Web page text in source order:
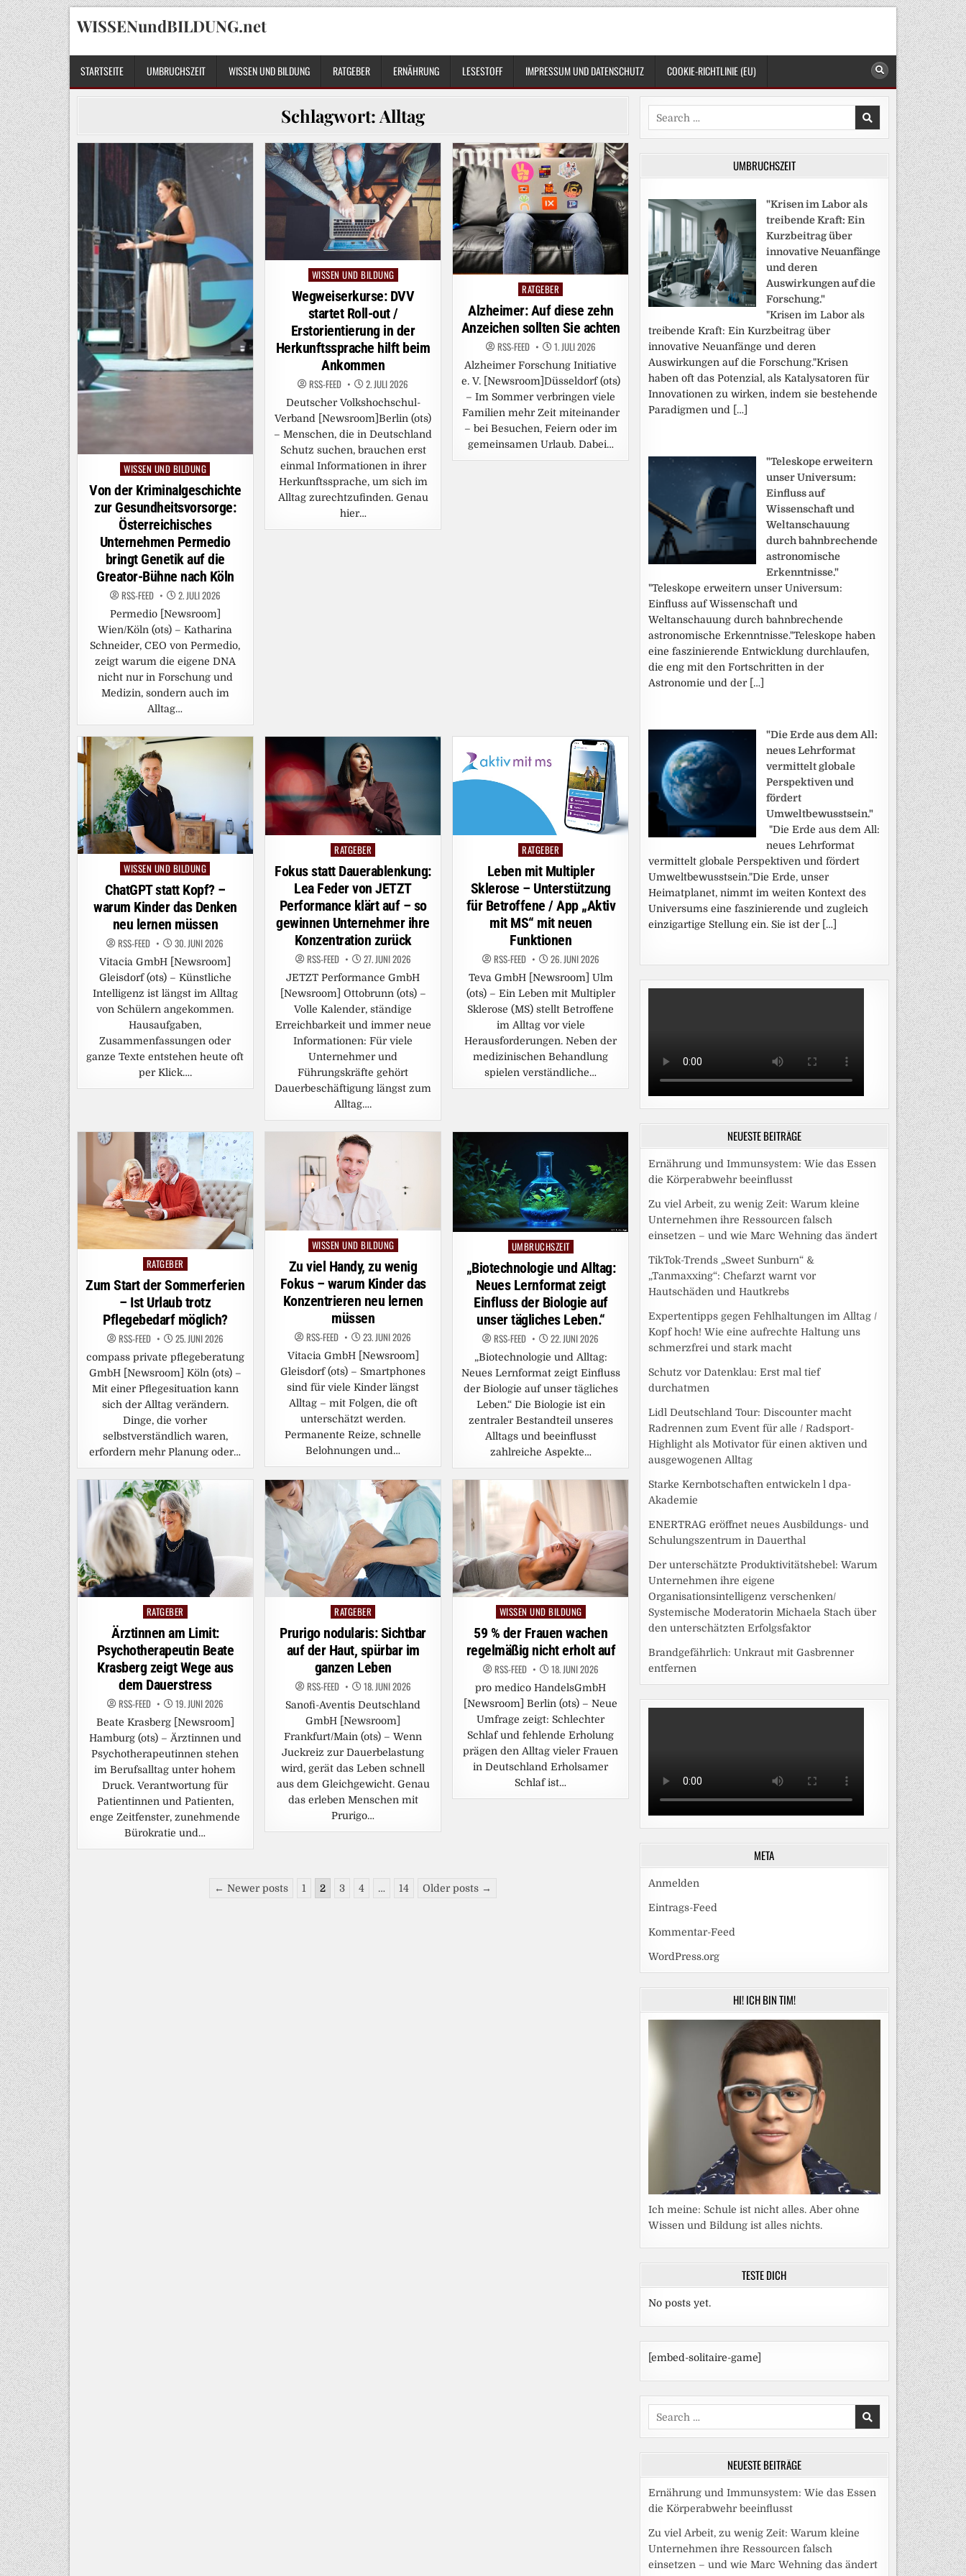
Skip
to
content
WISSENundBILDUNG.net
STARTSEITE UMBRUCHSZEIT WISSEN UND BILDUNG RATGEBER ERNÄHRUNG LESESTOFF IMPRESSUM UND DATENSCHUTZ COOKIE-RICHTLINIE (EU)
Schlagwort:Alltag
Posted
in
WISSEN UND BILDUNG
Von der Kriminalgeschichte
zur Gesundheitsvorsorge:
Österreichisches
Unternehmen Permedio
bringt Genetik auf die
Greator-Bühne nach Köln
RSS-FEED 2. JULI 2026
Permedio [Newsroom]
Wien/Köln (ots) – Katharina
Schneider, CEO von Permedio,
zeigt warum die eigene DNA
nicht nur in Forschung und
Medizin, sondern auch im
Alltag…
Posted
WISSEN UND BILDUNG
Wegweiserkurse: DVV
startet Roll-out /
Erstorientierung in der
Herkunftssprache hilft beim
Ankommen
RSS-FEED 2. JULI 2026
Deutscher Volkshochschul-
Verband [Newsroom]Berlin (ots)
– Menschen, die in Deutschland
Schutz suchen, brauchen erst
einmal Informationen in ihrer
Herkunftssprache, um sich im
Alltag zurechtzufinden. Genau
hier…
Posted
RATGEBER
Alzheimer: Auf diese zehn
Anzeichen sollten Sie achten
RSS-FEED 1. JULI 2026
Alzheimer Forschung Initiative
e. V. [Newsroom]Düsseldorf (ots)
– Im Sommer verbringen viele
Familien mehr Zeit miteinander
– bei Besuchen, Feiern oder im
gemeinsamen Urlaub. Dabei…
Posted
in
WISSEN UND BILDUNG
ChatGPT statt Kopf? –
warum Kinder das Denken
neu lernen müssen
RSS-FEED 30. JUNI 2026
Vitacia GmbH [Newsroom]
Gleisdorf (ots) – Künstliche
Intelligenz ist längst im Alltag
von Schülern angekommen.
Hausaufgaben,
Zusammenfassungen oder
ganze Texte entstehen heute oft
per Klick….
Posted
in
RATGEBER
Fokus statt Dauerablenkung:
Lea Feder von JETZT
Performance klärt auf – so
gewinnen Unternehmer ihre
Konzentration zurück
RSS-FEED 27. JUNI 2026
JETZT Performance GmbH
[Newsroom] Ottobrunn (ots) –
Volle Kalender, ständige
Erreichbarkeit und immer neue
Informationen: Für viele
Unternehmer und
Führungskräfte gehört
Dauerbeschäftigung längst zum
Alltag….
Posted
RATGEBER
Leben mit Multipler
Sklerose – Unterstützung
für Betroffene / App „Aktiv
mit MS“ mit neuen
Funktionen
RSS-FEED 26. JUNI 2026
Teva GmbH [Newsroom] Ulm
(ots) – Ein Leben mit Multipler
Sklerose (MS) stellt Betroffene
im Alltag vor viele
Herausforderungen. Neben der
medizinischen Behandlung
spielen verständliche…
Posted
in
RATGEBER
Zum Start der Sommerferien
– Ist Urlaub trotz
Pflegebedarf möglich?
RSS-FEED 25. JUNI 2026
compass private pflegeberatung
GmbH [Newsroom] Köln (ots) –
Mit einer Pflegesituation kann
sich der Alltag verändern.
Dinge, die vorher
selbstverständlich waren,
erfordern mehr Planung oder…
Posted
in
WISSEN UND BILDUNG
Zu viel Handy, zu wenig
Fokus – warum Kinder das
Konzentrieren neu lernen
müssen
RSS-FEED 23. JUNI 2026
Vitacia GmbH [Newsroom]
Gleisdorf (ots) – Smartphones
sind für viele Kinder längst
Alltag – mit Folgen, die oft
unterschätzt werden.
Permanente Reize, schnelle
Belohnungen und…
Posted
in
UMBRUCHSZEIT
„Biotechnologie und Alltag:
Neues Lernformat zeigt
Einfluss der Biologie auf
unser tägliches Leben.“
RSS-FEED 22. JUNI 2026
„Biotechnologie und Alltag:
Neues Lernformat zeigt Einfluss
der Biologie auf unser tägliches
Leben.“ Die Biologie ist ein
zentraler Bestandteil unseres
Alltags und beeinflusst
zahlreiche Aspekte…
Posted
RATGEBER
Ärztinnen am Limit:
Psychotherapeutin Beate
Krasberg zeigt Wege aus
dem Dauerstress
RSS-FEED 19. JUNI 2026
Beate Krasberg [Newsroom]
Hamburg (ots) – Ärztinnen und
Psychotherapeutinnen stehen
im Berufsalltag unter hohem
Druck. Verantwortung für
Patientinnen und Patienten,
enge Zeitfenster, zunehmende
Bürokratie und…
Posted
RATGEBER
Prurigo nodularis: Sichtbar
auf der Haut, spürbar im
ganzen Leben
RSS-FEED 18. JUNI 2026
Sanofi-Aventis Deutschland
GmbH [Newsroom]
Frankfurt/Main (ots) – Wenn
Juckreiz zur Dauerbelastung
wird, gerät das Leben schnell
aus dem Gleichgewicht. Genau
das erleben Menschen mit
Prurigo…
Posted
in
WISSEN UND BILDUNG
59 % der Frauen wachen
regelmäßig nicht erholt auf
RSS-FEED 18. JUNI 2026
pro medico HandelsGmbH
[Newsroom] Berlin (ots) – Neue
Umfrage zeigt: Schlechter
Schlaf und fehlende Erholung
prägen den Alltag vieler Frauen
in Deutschland Erholsamer
Schlaf ist…
Seitennummerierung
← Newer posts 1 2 3 4 … 14 Older posts →
Search
for:
UMBRUCHSZEIT
"Krisen im Labor als
treibende Kraft: Ein
Kurzbeitrag über
innovative Neuanfänge
und deren
Auswirkungen auf die
Forschung."
"Krisen im Labor als
treibende Kraft: Ein Kurzbeitrag über
innovative Neuanfänge und deren
Auswirkungen auf die Forschung."Krisen
haben oft das Potenzial, als Katalysatoren für
Innovationen zu wirken, indem sie bestehende
Paradigmen und […]
"Teleskope erweitern
unser Universum:
Einfluss auf
Wissenschaft und
Weltanschauung
durch bahnbrechende
astronomische
Erkenntnisse."
"Teleskope erweitern unser Universum:
Einfluss auf Wissenschaft und
Weltanschauung durch bahnbrechende
astronomische Erkenntnisse."Teleskope haben
eine faszinierende Entwicklung durchlaufen,
die eng mit den Fortschritten in der
Astronomie und der […]
"Die Erde aus dem All:
neues Lehrformat
vermittelt globale
Perspektiven und
fördert
Umweltbewusstsein."
"Die Erde aus dem All:
neues Lehrformat
vermittelt globale Perspektiven und fördert
Umweltbewusstsein."Die Erde, unser
Heimatplanet, nimmt im weiten Kontext des
Universums eine faszinierende und zugleich
einzigartige Stellung ein. Sie ist der […]
NEUESTE BEITRÄGE
Ernährung und Immunsystem: Wie das Essen
die Körperabwehr beeinflusst
Zu viel Arbeit, zu wenig Zeit: Warum kleine
Unternehmen ihre Ressourcen falsch
einsetzen – und wie Marc Wehning das ändert
TikTok-Trends „Sweet Sunburn“ &
„Tanmaxxing“: Chefarzt warnt vor
Hautschäden und Hautkrebs
Expertentipps gegen Fehlhaltungen im Alltag /
Kopf hoch! Wie eine aufrechte Haltung uns
schmerzfrei und stark macht
Schutz vor Datenklau: Erst mal tief
durchatmen
Lidl Deutschland Tour: Discounter macht
Radrennen zum Event für alle / Radsport-
Highlight als Motivator für einen aktiven und
ausgewogenen Alltag
Starke Kernbotschaften entwickeln l dpa-
Akademie
ENERTRAG eröffnet neues Ausbildungs- und
Schulungszentrum in Dauerthal
Der unterschätzte Produktivitätshebel: Warum
Unternehmen ihre eigene
Organisationsintelligenz verschenken/
Systemische Moderatorin Michaela Stach über
den unterschätzten Erfolgsfaktor
Brandgefährlich: Unkraut mit Gasbrenner
entfernen
META
Anmelden
Eintrags-Feed
Kommentar-Feed
WordPress.org
HI! ICH BIN TIM!
Ich meine: Schule ist nicht alles. Aber ohne
Wissen und Bildung ist alles nichts.
TESTE DICH
No posts yet.
[embed-solitaire-game]
Search
for:
NEUESTE BEITRÄGE
Ernährung und Immunsystem: Wie das Essen
die Körperabwehr beeinflusst
Zu viel Arbeit, zu wenig Zeit: Warum kleine
Unternehmen ihre Ressourcen falsch
einsetzen – und wie Marc Wehning das ändert